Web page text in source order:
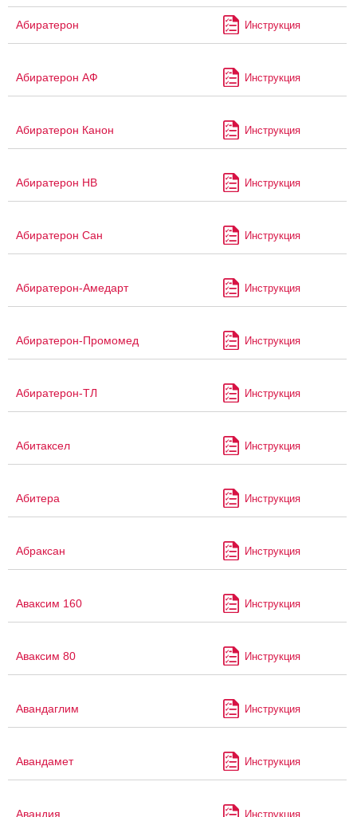
Абиратерон Инструкция
Абиратерон АФ Инструкция
Абиратерон Канон Инструкция
Абиратерон НВ Инструкция
Абиратерон Сан Инструкция
Абиратерон-Амедарт Инструкция
Абиратерон-Промомед Инструкция
Абиратерон-ТЛ Инструкция
Абитаксел Инструкция
Абитера Инструкция
Абраксан Инструкция
Аваксим 160 Инструкция
Аваксим 80 Инструкция
Авандаглим Инструкция
Авандамет Инструкция
Авандия Инструкция